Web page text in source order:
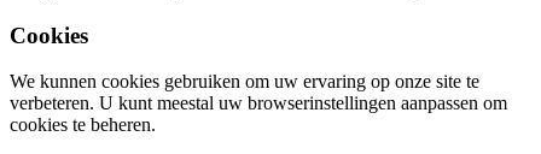
Cookies
We kunnen cookies gebruiken om uw ervaring op onze site te
verbeteren. U kunt meestal uw browserinstellingen aanpassen om
cookies te beheren.